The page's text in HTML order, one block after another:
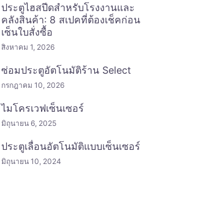
ประตูไฮสปีดสำหรับโรงงานและ
คลังสินค้า: 8 สเปคที่ต้องเช็คก่อน
เซ็นใบสั่งซื้อ
สิงหาคม 1, 2026
ซ่อมประตูอัตโนมัติร้าน Select
กรกฎาคม 10, 2026
ไมโครเวฟเซ็นเซอร์
มิถุนายน 6, 2025
ประตูเลื่อนอัตโนมัติแบบเซ็นเซอร์
มิถุนายน 10, 2024